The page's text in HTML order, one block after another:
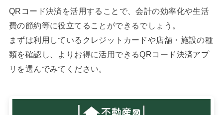
QRコード決済を活用することで、会計の効率化や生活
費の節約等に役立てることができるでしょう。
まずは利用しているクレジットカードや店舗・施設の種
類を確認し、よりお得に活用できるQRコード決済アプ
リを選んでみてください。